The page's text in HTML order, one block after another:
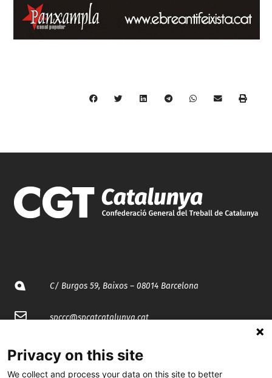
C/ Burgos 59, Baixos – 08014 Barcelona
spccc@spcgtcatalunya.cat
Privacy on this site
We collect and process your data on this site to better